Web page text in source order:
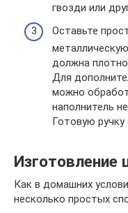
гвозди или
Оставьте
должна
Для
можно
наполнитель
Готовую
Изготовление
Как в домашних
несколько простых